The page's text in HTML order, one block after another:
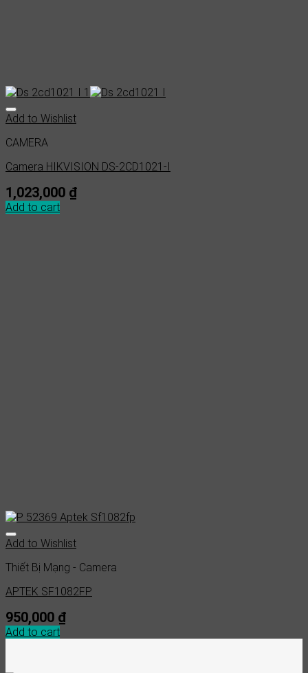
Add to Wishlist
CAMERA
Camera HIKVISION DS-2CD1021-I
1,023,000 ₫
Add to cart
Add to Wishlist
Thiết Bị Mạng - Camera
APTEK SF1082FP
950,000 ₫
Add to cart